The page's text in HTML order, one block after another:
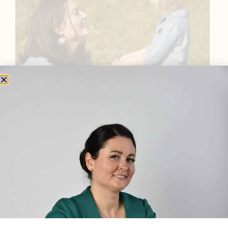
egészségügyi biomérnök, fitoterapeuta és édesanya.
Küldetésem a gyógynövények hatékony
alkalmazásának oktatása, a gyermekek, a nők és a
férfiak egészségének megőrzése és helyreállítása.
HÍRLEVÉL